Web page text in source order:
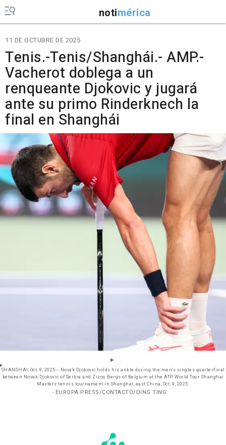
notimérica
11 DE OCTUBRE DE 2025
Tenis.-Tenis/Shanghái.- AMP.-
Vacherot doblega a un
renqueante Djokovic y jugará
ante su primo Rinderknech la
final en Shanghái
SHANGHAI, Oct. 9, 2025 -- Novak Djokovic holds his ankle during the men's singles quarterfinal
between Novak Djokovic of Serbia and Zizou Bergs of Belgium at the ATP World Tour Shanghai
Masters tennis tournament in Shanghai, east China, Oct. 9, 2025.
- EUROPA PRESS/CONTACTO/DING TING